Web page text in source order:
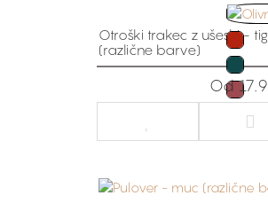
Otroški trakec z ušeski -
(različne barve)
Od